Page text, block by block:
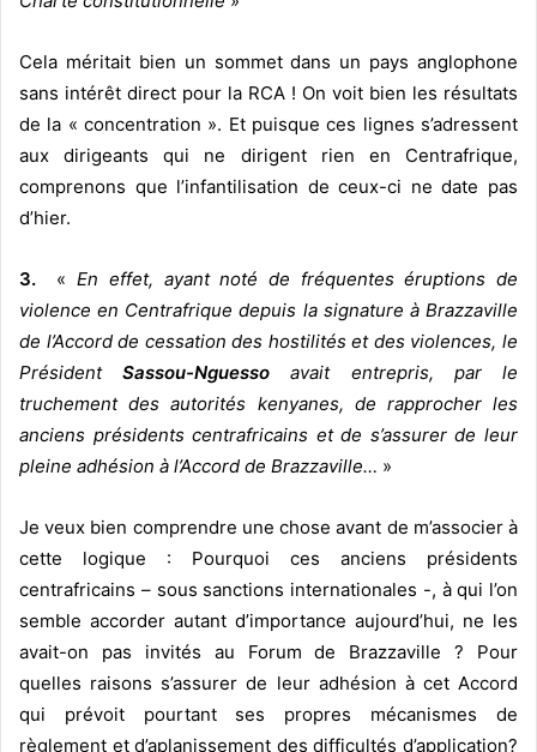
Cela méritait bien un sommet dans un pays anglophone
sans intérêt direct pour la RCA ! On voit bien les résultats
de la « concentration ». Et puisque ces lignes s’adressent
aux dirigeants qui ne dirigent rien en Centrafrique,
comprenons que l’infantilisation de ceux-ci ne date pas
d’hier.
3. «En effet, ayant noté de fréquentes éruptions de
violence en Centrafrique depuis la signature à Brazzaville
de l’Accord de cessation des hostilités et des violences, le
PrésidentSassou-Nguesso avait entrepris, par le
truchement des autorités kenyanes, de rapprocher les
anciens présidents centrafricains et de s’assurer de leur
pleine adhésion à l’Accord de Brazzaville… »
Je veux bien comprendre une chose avant de m’associer à
cette logique : Pourquoi ces anciens présidents
centrafricains – sous sanctions internationales -, à qui l’on
semble accorder autant d’importance aujourd’hui, ne les
avait-on pas invités au Forum de Brazzaville ? Pour
quelles raisons s’assurer de leur adhésion à cet Accord
qui prévoit pourtant ses propres mécanismes de
règlement et d’aplanissement des difficultés d’application?